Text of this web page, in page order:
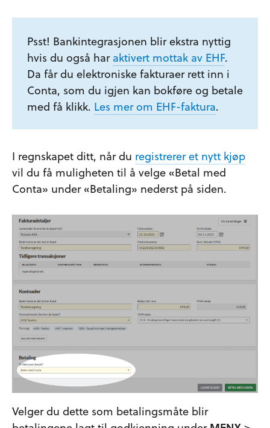
Psst! Bankintegrasjonen blir ekstra nyttig
hvis du også haraktivert mottak av EHF.
Da får du elektroniske fakturaer rett inn i
Conta, som du igjen kan bokføre og betale
med få klikk. Les mer om EHF-faktura.
I regnskapet ditt, når du registrerer et nytt kjøp
vil du få muligheten til å velge «Betal med
Conta» under «Betaling» nederst på siden.
Velger du dette som betalingsmåte blir